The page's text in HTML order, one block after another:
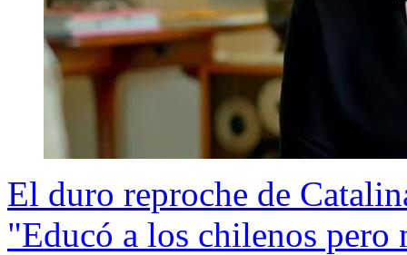
El duro reproche de
"Educó a los chilenos pero